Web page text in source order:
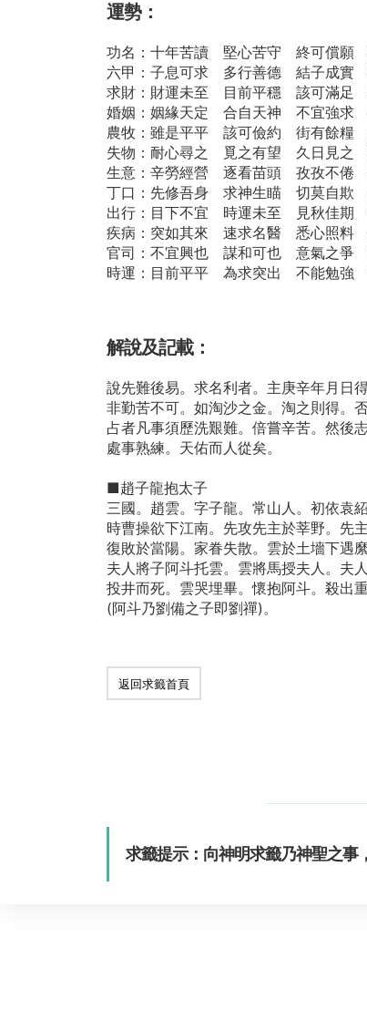
運勢：
功名：十年苦讀 堅心苦守 終可償願
六甲：子息可求 多行善德 結子成實
求財：財運未至 目前平穩 該可滿足
婚姻：姻緣天定 合自天神 不宜強求
農牧：雖是平平 該可儉約 街有餘糧
失物：耐心尋之 覓之有望 久日見之
生意：辛勞經營 逐看苗頭 孜孜不倦
丁口：先修吾身 求神生瞄 切莫自欺
出行：目下不宜 時運未至 見秋佳期
疾病：突如其來 速求名醫 悉心照料
官司：不宜興也 謀和可也 意氣之爭
時運：目前平平 為求突出 不能勉強
解說及記載：
說先難後易。求名利者。主庚辛年月日得
非勤苦不可。如淘沙之金。淘之則得。
占者凡事須歷洗艱難。倍嘗辛苦。然後志
處事熟練。天佑而人從矣。
■趙子龍抱太子
三國。趙雲。字子龍。常山人。初依袁
時曹操欲下江南。先攻先主於莘野。先主
復敗於當陽。家眷失散。雲於土墻下遇縻
夫人將子阿斗托雲。雲將馬授夫人。夫人
投井而死。雲哭埋畢。懷抱阿斗。殺出重
(阿斗乃劉備之子即劉禪)。
返回求籤首頁
求籤提示：向神明求籤乃神聖之事